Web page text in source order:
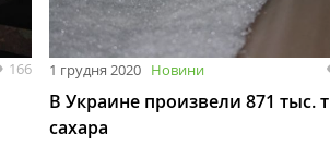
166 1 грудня 2020 Новини
В Украине произвели 871 тыс. т
сахара